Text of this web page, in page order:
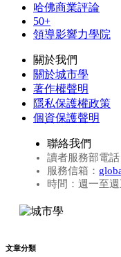
哈佛商業評論
50+
領導影響力學院
關於我們
關於城市學
著作權聲明
隱私保護權政策
個資保護聲明
聯絡我們
讀者服務部電
服務信箱：
時間：週一至
文章分類